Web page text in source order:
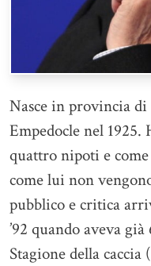
Nasce in provincia
Empedocle nel
quattro nipoti e come
come lui non
pubblico e critica
’92 quando aveva
Stagione della